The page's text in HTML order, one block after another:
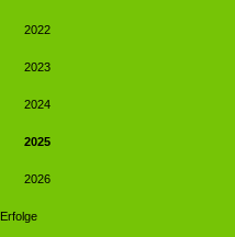
2022
2023
2024
2025
2026
Erfolge